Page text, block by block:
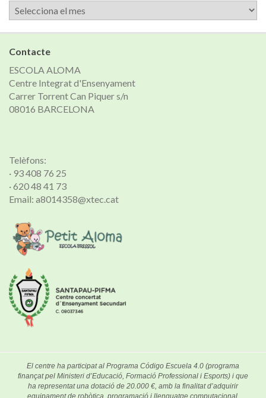
Arxiu
de
notícies
Contacte
ESCOLA ALOMA
Centre Integrat d'Ensenyament
Carrer Torrent Can Piquer s/n
08016 BARCELONA
Telèfons:
· 93 408 76 25
· 620 48 41 73
Email: a8014358@xtec.cat
El centre ha participat al Programa Código Escuela 4.0 (programa
finançat pel Ministeri d’Educació, Formació Professional i Esports) i que
ha representat una dotació de 20.000 €, amb la finalitat d’adquirir